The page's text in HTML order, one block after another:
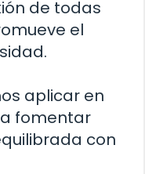
de todas
el
aplicar en
fomentar
con